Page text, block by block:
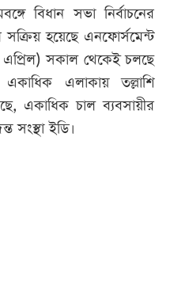
বিধান সভা নির্বাচনের
হয়েছে এনফোর্সমেন্ট
এপ্রিল) সকাল থেকেই চলছে
এলাকায় তল্লাশি
একাধিক চাল ব্যবসায়ীর
সংস্থা ইডি।